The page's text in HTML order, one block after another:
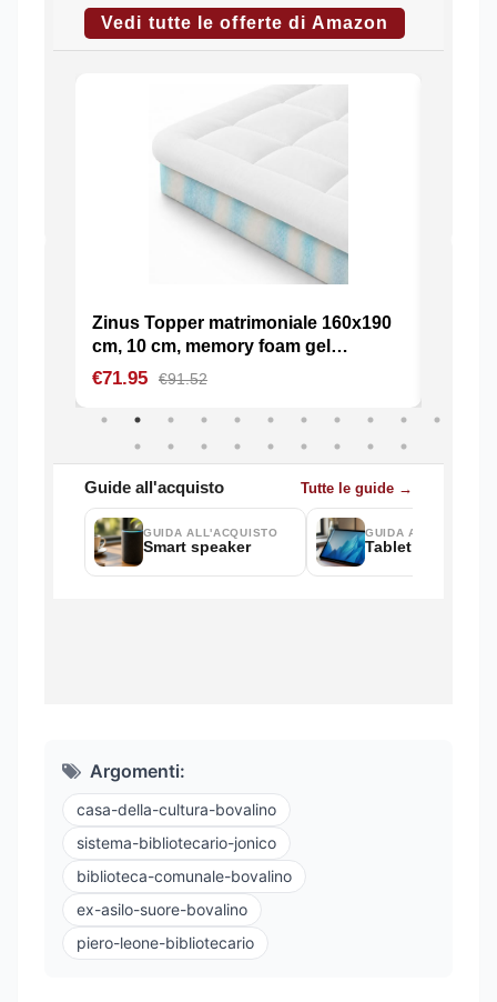
Argomenti:
casa-della-cultura-bovalino
sistema-bibliotecario-jonico
biblioteca-comunale-bovalino
ex-asilo-suore-bovalino
piero-leone-bibliotecario